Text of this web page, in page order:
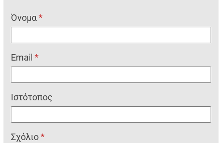
Όνομα*
Email*
Ιστότοπος
Σχόλιο*